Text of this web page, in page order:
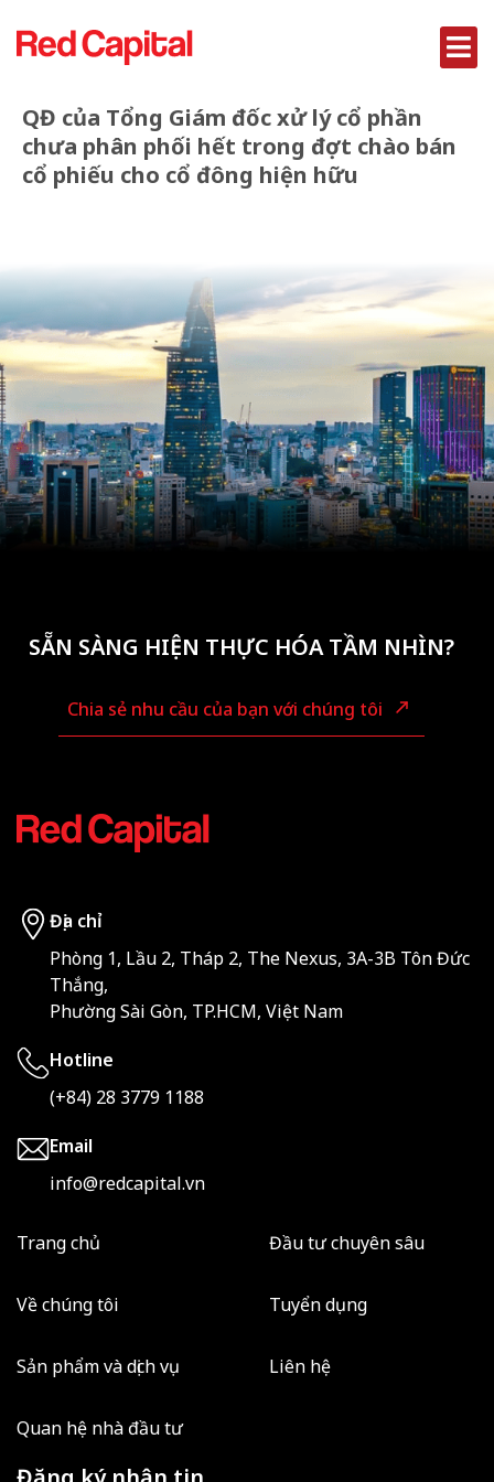
QĐ của Tổng Giám đốc xử lý cổ phần
chưa phân phối hết trong đợt chào bán
cổ phiếu cho cổ đông hiện hữu
SẴN SÀNG HIỆN THỰC HÓA TẦM NHÌN?
Chia sẻ nhu cầu của bạn với chúng tôi
Địa chỉ
Phòng 1, Lầu 2, Tháp 2, The Nexus, 3A-3B Tôn Đức
Thắng,
Phường Sài Gòn, TP.HCM, Việt Nam
Hotline
(+84) 28 3779 1188
Email
info@redcapital.vn
Trang chủ
Về chúng tôi
Sản phẩm và dịch vụ
Quan hệ nhà đầu tư
Đầu tư chuyên sâu
Tuyển dụng
Liên hệ